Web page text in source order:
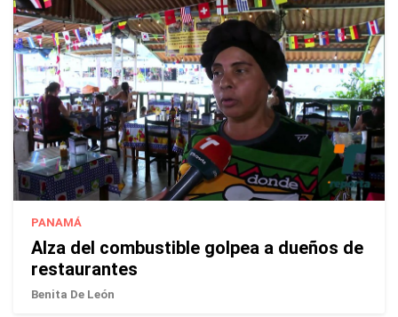
PANAMÁ
Alza del combustible golpea a dueños de
restaurantes
Benita De León